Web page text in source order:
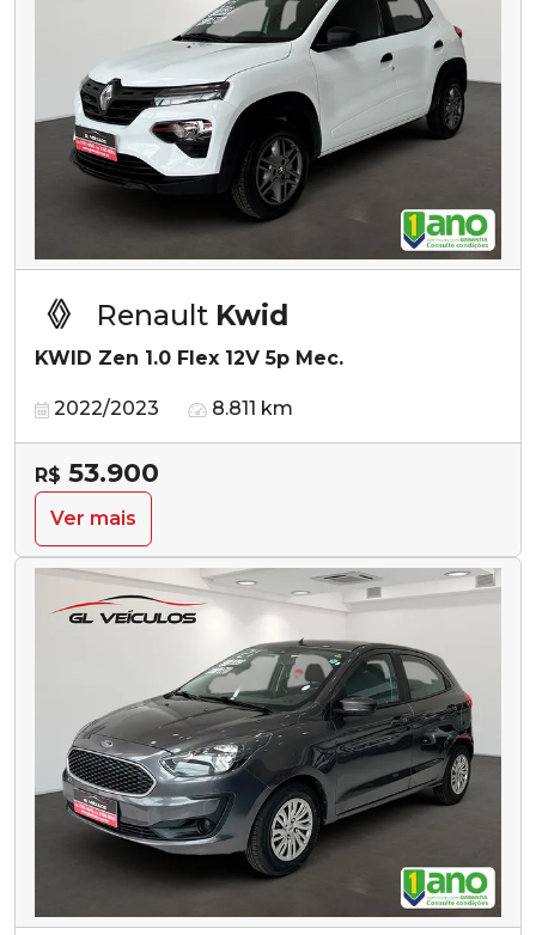
Renault Kwid
KWID Zen 1.0 Flex 12V 5p Mec.
2022/2023 8.811 km
R$ 53.900
Ver mais